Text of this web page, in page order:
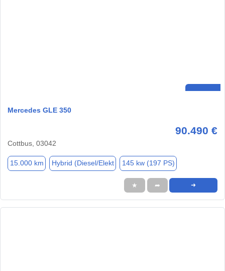
Mercedes GLE 350
90.490 €
Cottbus, 03042
15.000 km Hybrid (Diesel/Elekt 145 kw (197 PS)
★ ➦ ➜